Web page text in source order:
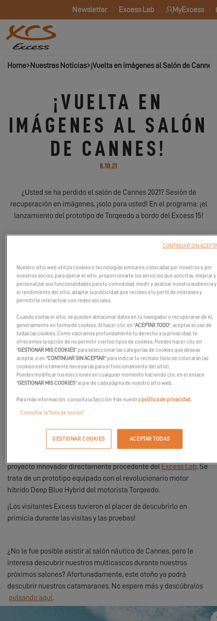
Newsletter Excess Lab MyExcess
Home Nuestras Noticias ¡Vuelta en imágenes al Salón de Cannes!
¡VUELTA EN
IMÁGENES AL SALÓN
DE CANNES!
8.10.21
¿Usted se ha perdido el salón de Cannes 2021? Sesión de
recuperación en imágenes, ¡solo para usted! En el programa: ¡el
lanzamiento del prototipo de Torqeedo a bordo del Excess 15!
Excess estaba presente en el Yachting Festival de Cannes del 7
al 12 de septiembre de 2021, ¿se ha perdido este salón ? ¡Le
En el sitio se pudo visitar elExcess 12 y elExcess 15. Y no
proyecto innovador directamente procedente delExcess Lab. Se
trata de un prototipo equipado con el revolucionario motor
híbrido Deep Blue Hybrid del motorista Torqeedo.
¡Los visitantes Excess tuvieron el placer de descubrirlo en
primicia durante las visitas y las pruebas!
¿No le fue posible asistir al salón náutico de Cannes, pero le
interesa descubrir nuestros multicascos durante nuestros
próximos salones? Afortunadamente, este otoño ya podrá
descubrir nuestros catamaranes. No espere más y descúbralos
pulsando aquí.
¡Excess so lo le espera a usted!
Nuestro sitio web utiliza cookies o tecnologías similares, colocadas por nosotros o por
nuestros socios, para operar el sitio, proporcionarte los servicios que solicitas, mejorar y
personalizar sus funcionalidades para tu comodidad, medir y analizar nuestra audiencia y
el rendimiento del sitio, adaptar la publicidad que recibes a tu perfil de intereses y
permitirte interactuar con redes sociales.
Cuando visitas el sitio, se pueden almacenar datos en tu navegador o recuperarse de él,
generalmente en forma de cookies. Al hacer clic en "ACEPTAR TODO", aceptas el uso de
todas las cookies. Como valoramos profundamente tu derecho a la privacidad, te
ofrecemos la opción de no permitir ciertos tipos de cookies. Puedes hacer clic en
"GESTIONAR MIS COOKIES" para seleccionar las categorías de cookies que deseas
aceptar, o en "CONTINUAR SIN ACEPTAR" para indicar tu rechazo (solo se colocarán las
cookies estrictamente necesarias para el funcionamiento del sitio).
Puedes modificar tus elecciones en cualquier momento haciendo clic en el enlace
"GESTIONAR MIS COOKIES" al pie de cada página de nuestro sitio web.
Para más información, consulta la Sección 9 de nuestrapolítica de privacidad.
Consultar la "lista de socios"
GESTIONAR COOKIES ACEPTAR TODAS
CONTINUAR SIN